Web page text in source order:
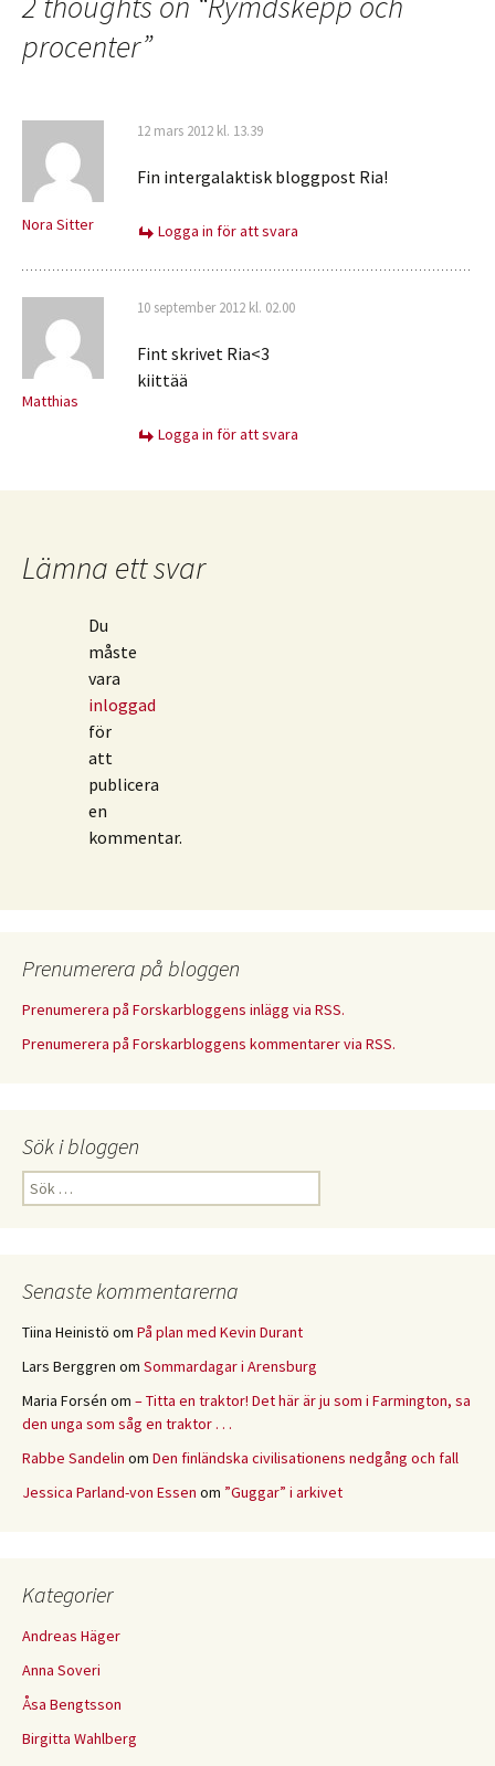
procenter”
Nora Sitter
12 mars 2012 kl. 13.39
Fin intergalaktisk bloggpost Ria!
Logga in för att svara
Matthias
10 september 2012 kl. 02.00
Fint skrivet Ria<3
kiittää
Logga in för att svara
Lämna ett svar
Du
måste
vara
inloggad
för
att
publicera
en
kommentar.
Prenumerera på bloggen
Prenumerera på Forskarbloggens inlägg via RSS.
Prenumerera på Forskarbloggens kommentarer via RSS.
Sök i bloggen
Sök
efter:
Senaste kommentarerna
Tiina Heinistö om På plan med Kevin Durant
Lars Berggren om Sommardagar i Arensburg
Maria Forsén om – Titta en traktor! Det här är ju som i Farmington, sa
den unga som såg en traktor . . .
Rabbe Sandelin om Den finländska civilisationens nedgång och fall
Jessica Parland-von Essen om ”Guggar” i arkivet
Kategorier
Andreas Häger
Anna Soveri
Åsa Bengtsson
Birgitta Wahlberg